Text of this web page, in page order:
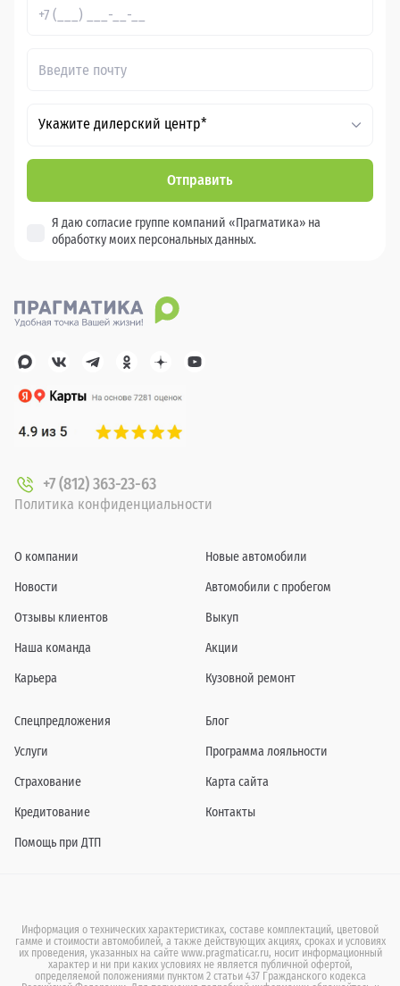
Укажите дилерский центр*
Отправить
Я даю согласие группе компаний «Прагматика» на
обработку моих персональных данных.
+7 (812) 363-23-63
Политика конфиденциальности
О компании
Новости
Отзывы клиентов
Наша команда
Карьера
Новые автомобили
Автомобили с пробегом
Выкуп
Акции
Кузовной ремонт
Спецпредложения
Услуги
Страхование
Кредитование
Помощь при ДТП
Блог
Программа лояльности
Карта сайта
Контакты
Информация о технических характеристиках, составе комплектаций, цветовой
гамме и стоимости автомобилей, а также действующих акциях, сроках и условиях
их проведения, указанных на сайте www.pragmaticar.ru, носит информационный
характер и ни при каких условиях не является публичной офертой,
определяемой положениями пунктом 2 статьи 437 Гражданского кодекса